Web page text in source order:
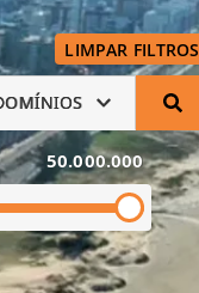
LIMPAR FILTROS
50.000.000